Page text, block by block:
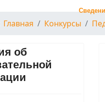
Главная Конкурсы
об